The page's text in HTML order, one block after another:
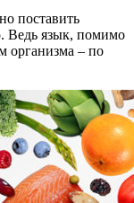
поставить
Ведь язык, помимо
организма – по